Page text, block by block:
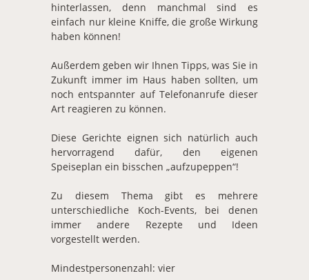
hinterlassen, denn manchmal sind es
einfach nur kleine Kniffe, die große Wirkung
haben können!
Außerdem geben wir Ihnen Tipps, was Sie in
Zukunft immer im Haus haben sollten, um
noch entspannter auf Telefonanrufe dieser
Art reagieren zu können.
Diese Gerichte eignen sich natürlich auch
hervorragend dafür, den eigenen
Speiseplan ein bisschen „aufzupeppen“!
Zu diesem Thema gibt es mehrere
unterschiedliche Koch-Events, bei denen
immer andere Rezepte und Ideen
vorgestellt werden.
Mindestpersonenzahl: vier